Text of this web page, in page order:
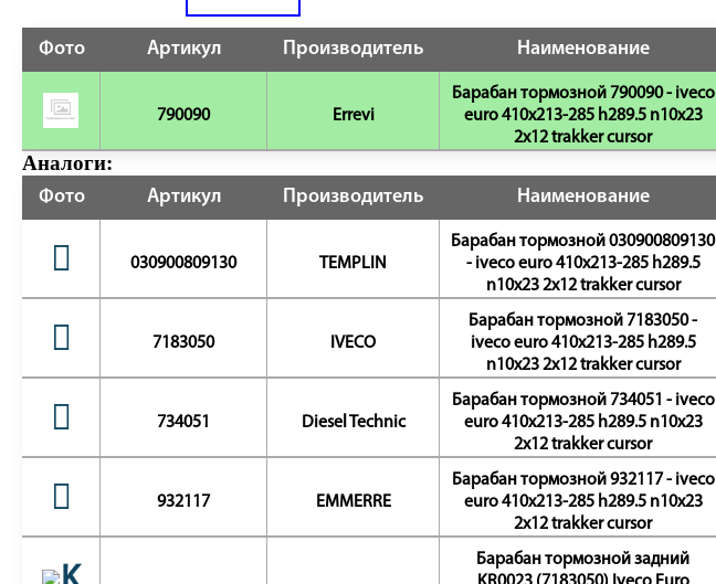
Фото Артикул Производитель Наименование
790090 Errevi
Барабан тормозной 790090 - iveco
euro 410x213-285 h289.5 n10x23
2x12 trakker cursor
Аналоги:
Фото Артикул Производитель Наименование
030900809130 TEMPLIN
Барабан тормозной 030900809130
- iveco euro 410x213-285 h289.5
n10x23 2x12 trakker cursor
7183050 IVECO
Барабан тормозной 7183050 -
iveco euro 410x213-285 h289.5
n10x23 2x12 trakker cursor
734051 Diesel Technic
Барабан тормозной 734051 - iveco
euro 410x213-285 h289.5 n10x23
2x12 trakker cursor
932117 EMMERRE
Барабан тормозной 932117 - iveco
euro 410x213-285 h289.5 n10x23
2x12 trakker cursor
Барабан тормозной задний